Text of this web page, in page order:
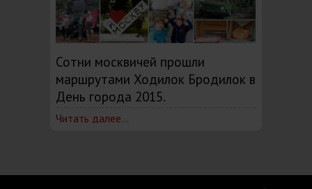
Сотни москвичей прошли
маршрутами Ходилок Бродилок в
День города 2015.
Читать далее...